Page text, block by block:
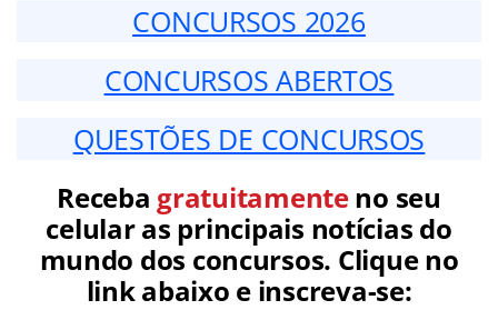
CONCURSOS 2026
CONCURSOS ABERTOS
QUESTÕES DE CONCURSOS
Receba gratuitamenteno seu
celular as principais notícias do
mundo dos concursos. Clique no
link abaixo e inscreva-se: